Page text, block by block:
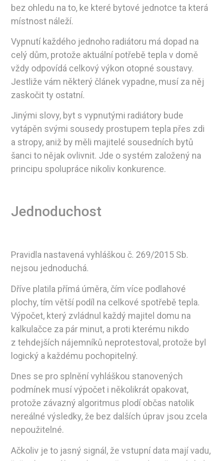
bez ohledu na to, ke které bytové jednotce ta která
místnost náleží.
Vypnutí každého jednoho radiátoru má dopad na
celý dům, protože aktuální potřebě tepla v domě
vždy odpovídá celkový výkon otopné soustavy.
Jestliže vám některý článek vypadne, musí za něj
zaskočit ty ostatní.
Jinými slovy, byt s vypnutými radiátory bude
vytápěn svými sousedy prostupem tepla přes zdi
a stropy, aniž by měli majitelé sousedních bytů
šanci to nějak ovlivnit. Jde o systém založený na
principu spolupráce nikoliv konkurence.
Jednoduchost
Pravidla nastavená vyhláškou č. 269/2015 Sb.
nejsou jednoduchá.
Dříve platila přímá úměra, čím více podlahové
plochy, tím větší podíl na celkové spotřebě tepla.
Výpočet, který zvládnul každý majitel domu na
kalkulačce za pár minut, a proti kterému nikdo
z tehdejších nájemníků neprotestoval, protože byl
logický a každému pochopitelný.
Dnes se pro splnění vyhláškou stanovených
podmínek musí výpočet i několikrát opakovat,
protože závazný algoritmus plodí občas natolik
nereálné výsledky, že bez dalších úprav jsou zcela
nepoužitelné.
Ačkoliv je to jasný signál, že vstupní data mají vadu,
řešením není kupodivu změna jejich pořizování, ale